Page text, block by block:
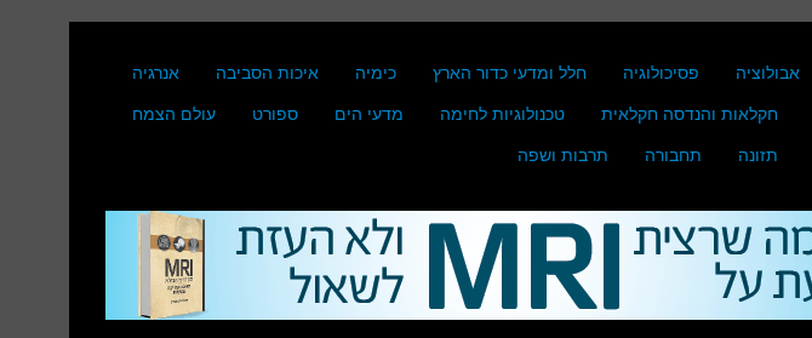
אבולוציה פסיכולוגיה חלל ומדעי כדור הארץ כימיה איכות הסביבה
אנרגיה
חקלאות והנדסה חקלאית טכנולוגיות לחימה מדעי הים ספורט
עולם הצמח
תזונה תחבורה תרבות ושפה